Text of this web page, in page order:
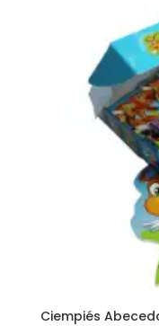
Ciempiés